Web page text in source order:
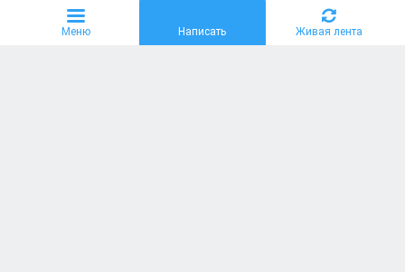
Меню Написать Живая лента